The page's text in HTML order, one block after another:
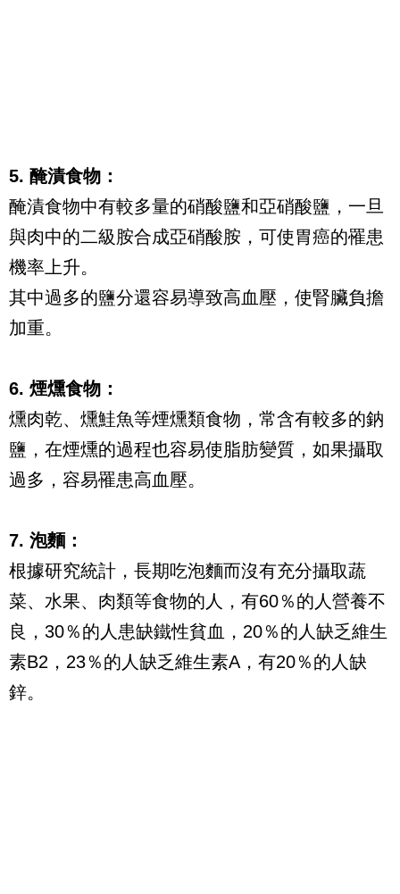
5. 醃漬食物：
醃漬食物中有較多量的硝酸鹽和亞硝酸鹽，一旦
與肉中的二級胺合成亞硝酸胺，可使胃癌的罹患
機率上升。
其中過多的鹽分還容易導致高血壓，使腎臟負擔
加重。
6. 煙燻食物：
燻肉乾、燻鮭魚等煙燻類食物，常含有較多的鈉
鹽，在煙燻的過程也容易使脂肪變質，如果攝取
過多，容易罹患高血壓。
7. 泡麵：
根據研究統計，長期吃泡麵而沒有充分攝取蔬
菜、水果、肉類等食物的人，有60％的人營養不
良，30％的人患缺鐵性貧血，20％的人缺乏維生
素B2，23％的人缺乏維生素A，有20％的人缺
鋅。